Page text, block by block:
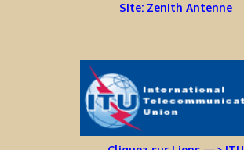
Site: Zenith Antenne